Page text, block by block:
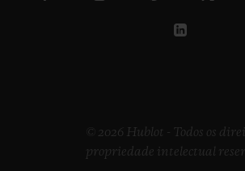
© 2026 Hublot - Todos os
propriedade intelectual